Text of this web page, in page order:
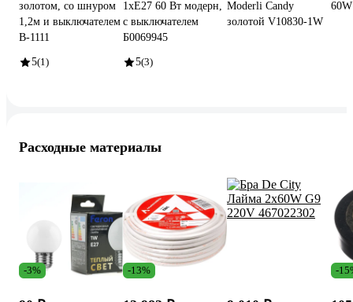
золотом, со шнуром
1,2м и выключателем
B-1111
5(1)
1хЕ27 60 Вт модерн,
с выключателем
Б0069945
5(3)
Moderli Candy
золотой V10830-1W
Расходные материалы
-3% -13% -